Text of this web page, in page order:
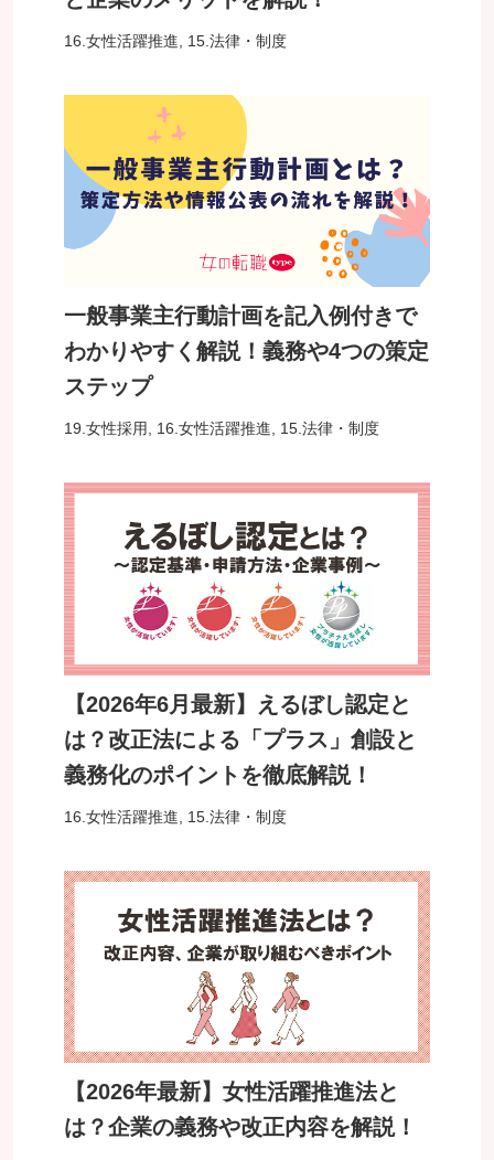
16.女性活躍推進 15.法律・制度
一般事業主行動計画を記入例付きで
わかりやすく解説！義務や4つの策定
ステップ
19.女性採用, 16.女性活躍推進, 15.法律・制度
【2026年6月最新】えるぼし認定と
は？改正法による「プラス」創設と
義務化のポイントを徹底解説！
16.女性活躍推進 15.法律・制度
【2026年最新】女性活躍推進法と
は？企業の義務や改正内容を解説！